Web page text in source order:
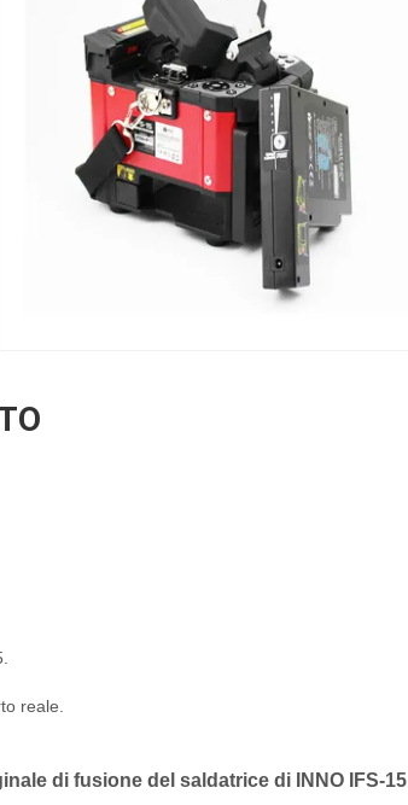
reale.
di fusione del saldatrice di INNO IFS-15